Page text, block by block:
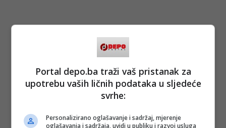
Portal depo.ba traži vaš pristanak za
upotrebu vaših ličnih podataka u sljedeće
svrhe:
Personalizirano oglašavanje i sadržaj, mjerenje
oglašavanja i sadržaja, uvidi u publiku i razvoj usluga